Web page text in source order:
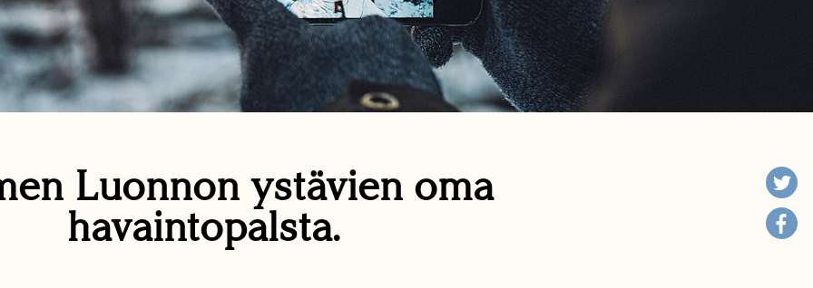
Luonnon ystävien oma
havaintopalsta.